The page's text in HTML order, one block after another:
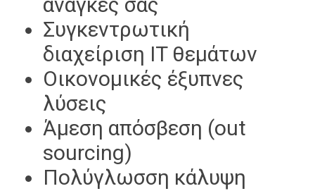
Συγκεντρωτική
διαχείριση IT θεμάτων
Οικονομικές έξυπνες
λύσεις
Άμεση απόσβεση (out
sourcing)
Πολύγλωσση κάλυψη